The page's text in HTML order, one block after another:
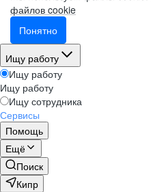
файлов cookie
Понятно
Ищу работу
Ищу работу
Ищу работу
Ищу сотрудника
Сервисы
Помощь
Ещё
Поиск
Кипр